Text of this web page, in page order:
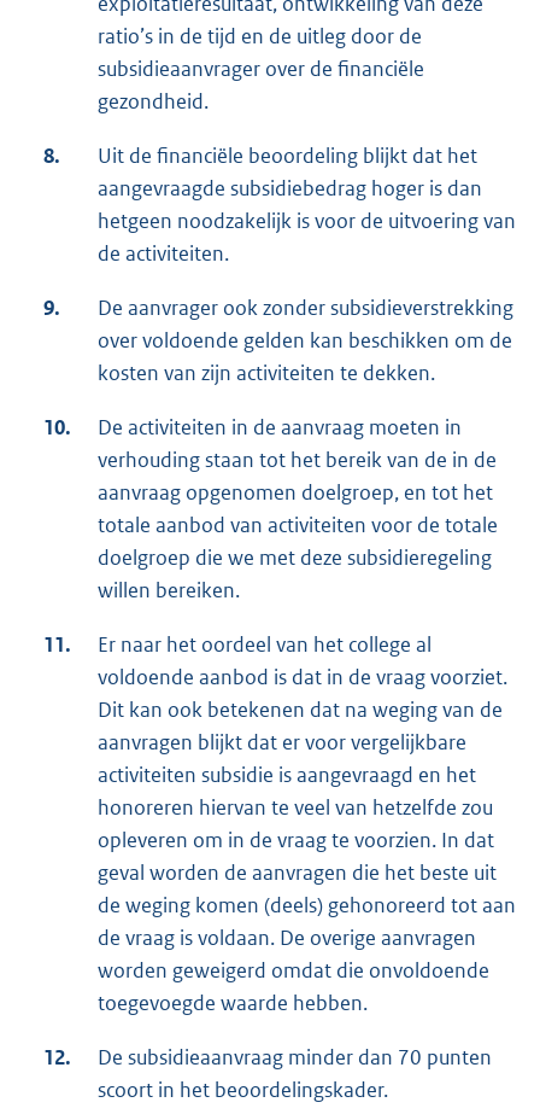
ratio’s in de tijd en de uitleg door de
subsidieaanvrager over de financiële
gezondheid.
8.
Uit de financiële beoordeling blijkt dat het
aangevraagde subsidiebedrag hoger is dan
hetgeen noodzakelijk is voor de uitvoering van
de activiteiten.
9.
De aanvrager ook zonder subsidieverstrekking
over voldoende gelden kan beschikken om de
kosten van zijn activiteiten te dekken.
10.
De activiteiten in de aanvraag moeten in
verhouding staan tot het bereik van de in de
aanvraag opgenomen doelgroep, en tot het
totale aanbod van activiteiten voor de totale
doelgroep die we met deze subsidieregeling
willen bereiken.
11.
Er naar het oordeel van het college al
voldoende aanbod is dat in de vraag voorziet.
Dit kan ook betekenen dat na weging van de
aanvragen blijkt dat er voor vergelijkbare
activiteiten subsidie is aangevraagd en het
honoreren hiervan te veel van hetzelfde zou
opleveren om in de vraag te voorzien. In dat
geval worden de aanvragen die het beste uit
de weging komen (deels) gehonoreerd tot aan
de vraag is voldaan. De overige aanvragen
worden geweigerd omdat die onvoldoende
toegevoegde waarde hebben.
12.
De subsidieaanvraag minder dan 70 punten
scoort in het beoordelingskader.